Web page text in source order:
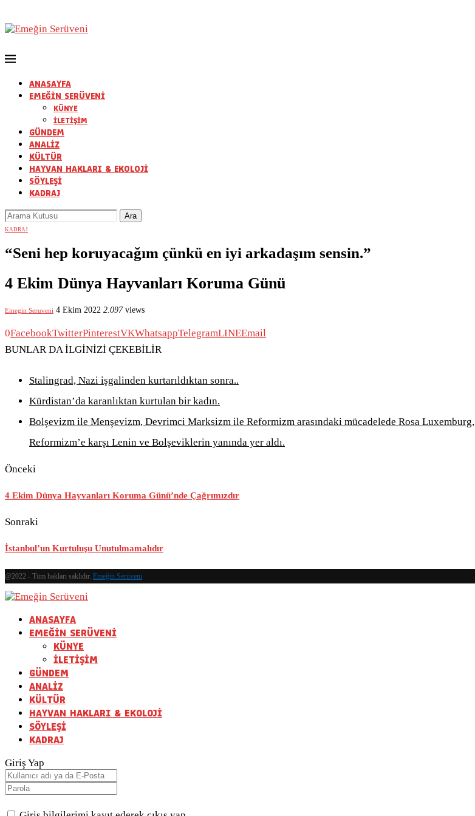
ANASAYFA
EMEĞİN SERÜVENİ
KÜNYE
İLETİŞİM
GÜNDEM
ANALİZ
KÜLTÜR
HAYVAN HAKLARI & EKOLOJİ
SÖYLEŞİ
KADRAJ
KADRAJ
“Seni hep koruyacağım çünkü en iyi arkadaşım sensin.”
4 Ekim Dünya Hayvanları Koruma Günü
Emegin Seruveni 4 Ekim 2022 2.097views
0FacebookTwitterPinterestVKWhatsappTelegramLINEEmail
BUNLAR DA İLGİNİZİ ÇEKEBİLİR
Stalingrad, Nazi işgalinden kurtarıldıktan sonra..
Kürdistan’da karanlıktan kurtulan bir kadın.
Bolşevizm ile Menşevizm, Devrimci Marksizm ile Reformizm arasındaki mücadelede Rosa Luxemburg,
Reformizm’e karşı Lenin ve Bolşeviklerin yanında yer aldı.
Önceki
4 Ekim Dünya Hayvanları Koruma Günü’nde Çağrımızdır
Sonraki
İstanbul’un Kurtuluşu Unutulmamalıdır
@2022 - Tüm hakları saklıdır. Emeğin Serüveni
ANASAYFA
EMEĞİN SERÜVENİ
KÜNYE
İLETİŞİM
GÜNDEM
ANALİZ
KÜLTÜR
HAYVAN HAKLARI & EKOLOJİ
SÖYLEŞİ
KADRAJ
Giriş Yap